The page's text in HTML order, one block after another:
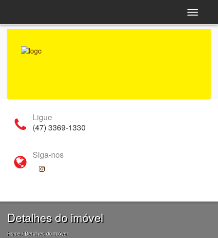
Ligue
(47) 3369-1330
Siga-nos
Detalhes do imóvel
Home / Detalhes do imóvel